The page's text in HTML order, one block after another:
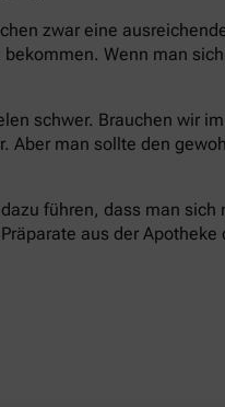
zwar eine
Wenn man
schwer. Brauchen wir
man sollte den
führen, dass man
aus der